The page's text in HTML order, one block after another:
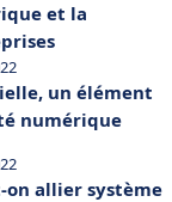
et la
un élément
numérique
on allier système